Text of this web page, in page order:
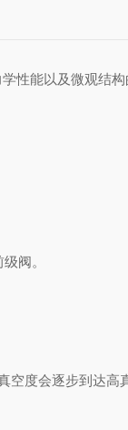
能以及微观结构
阀。
度会逐步到达高